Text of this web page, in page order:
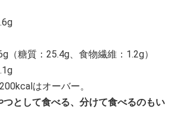
（糖質：25.4g、食物繊維：1.2g）
はオーバー。
として食べる、分けて食べるのもい